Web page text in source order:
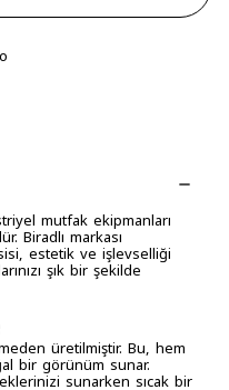
mutfak ekipmanları
Biradlı markası
estetik ve işlevselliği
şık bir şekilde
üretilmiştir. Bu, hem
bir görünüm sunar.
sunarken sıcak bir